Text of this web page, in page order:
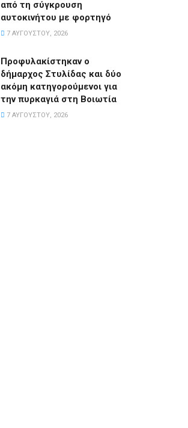
από τη σύγκρουση
αυτοκινήτου με φορτηγό
7 ΑΥΓΟΎΣΤΟΥ, 2026
Προφυλακίστηκαν ο
δήμαρχος Στυλίδας και δύο
ακόμη κατηγορούμενοι για
την πυρκαγιά στη Βοιωτία
7 ΑΥΓΟΎΣΤΟΥ, 2026